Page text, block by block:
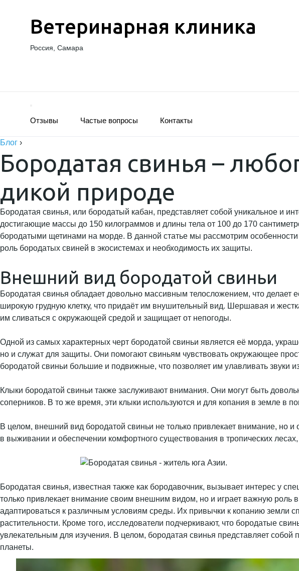
Ветеринарная клиника
Россия, Самара
Отзывы Частые вопросы Контакты
Блог ›
Бородатая свинья –
дикой природе
Бородатая свинья, или бородатый кабан, представляет собой уникальное и
достигающие массы до 150 килограммов и длины тела от 100 до 170
бородатыми щетинами на морде. В данной статье мы рассмотрим
роль бородатых свиней в экосистемах и необходимость их защиты.
Внешний вид бородатой свиньи
Бородатая свинья обладает довольно массивным телосложением, что
широкую грудную клетку, что придаёт им внушительный вид. Шершавая и
им сливаться с окружающей средой и защищает от непогоды.
Одной из самых характерных черт бородатой свиньи является её морда,
но и служат для защиты. Они помогают свиньям чувствовать окружающее
бородатой свиньи большие и подвижные, что позволяет им улавливать звуки
Клыки бородатой свиньи также заслуживают внимания. Они могут быть
соперников. В то же время, эти клыки используются и для копания в земле в
В целом, внешний вид бородатой свиньи не только привлекает внимание, но
в выживании и обеспечении комфортного существования в тропических лесах,
Бородатая свинья, известная также как бородавочник, вызывает интерес у
только привлекает внимание своим внешним видом, но и играет важную роль
адаптироваться к различным условиям среды. Их привычки к копанию земли
растительности. Кроме того, исследователи подчеркивают, что бородатые
увлекательным для изучения. В целом, бородатая свинья представляет
планеты.